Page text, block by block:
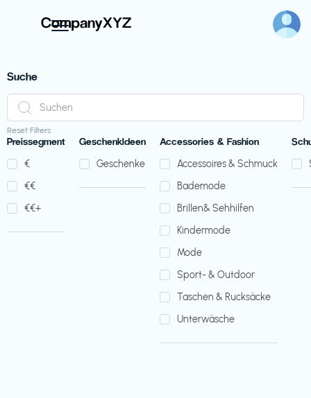
Suche
Reset Filters
Preissegment
€‎
€‎€‎
€‎€‎+
GeschenkIdeen
Geschenke
Accessories & Fashion
Accessoires & Schmuck
Bademode
Brillen& Sehhilfen
Kindermode
Mode
Sport- & Outdoor
Taschen & Rucksäcke
Unterwäsche